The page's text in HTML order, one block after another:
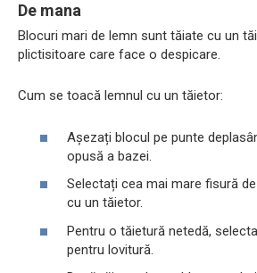
De mana
Blocuri mari de lemn sunt tăiate cu un
plictisitoare care face o despicare.
Cum se toacă lemnul cu un tăietor:
Așezați blocul pe punte
opusă a bazei.
Selectați cea mai mare fisură
cu un tăietor.
Pentru o tăietură netedă,
pentru lovitură.